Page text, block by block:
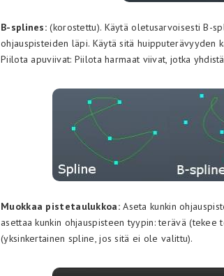
B-splines: (korostettu). Käytä oletusarvoisesti B-
ohjauspisteiden läpi. Käytä sitä huipputerävyyden
Piilota apuviivat: Piilota harmaat viivat, jotka
Muokkaa pistetaulukkoa:Aseta kunkin
asettaa kunkin ohjauspisteen tyypin: terävä (tekee
(yksinkertainen spline, jos sitä ei ole valittu).